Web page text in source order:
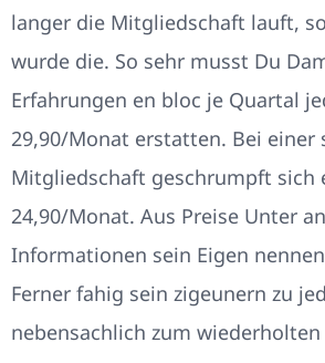
langer die Mitgliedschaft lauft,
wurde die. So sehr musst Du
Erfahrungen en bloc je Quartal
29,90/Monat erstatten. Bei einer
Mitgliedschaft geschrumpft sich
24,90/Monat. Aus Preise Unter
Informationen sein Eigen
Ferner fahig sein zigeunern zu
nebensachlich zum